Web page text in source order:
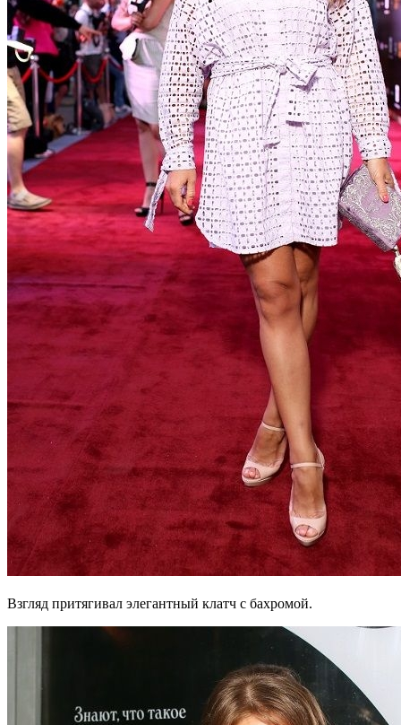
Взгляд притягивал элегантный клатч с бахромой.